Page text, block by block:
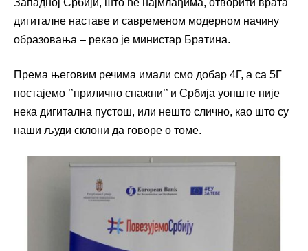
дигиталне наставе и савременом модерном начину
образовања – рекао је министар Братина.
Према његовим речима имали смо добар 4Г, а са 5Г
постајемо ’’прилично снажни’’ и Србија уопште није
нека дигитална пустош, или нешто слично, као што су
наши људи склони да говоре о томе.